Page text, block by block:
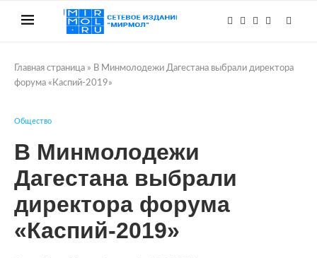
Главная страница » В Минмолодежи Дагестана выбрали директора
форума «Каспий-2019»
Общество
В Минмолодежи
Дагестана выбрали
директора форума
«Каспий-2019»